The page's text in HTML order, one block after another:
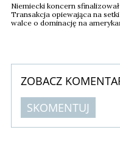
Niemiecki koncern
Transakcja opiewająca na
walce o dominację na
ZOBACZ
SKOMENTUJ